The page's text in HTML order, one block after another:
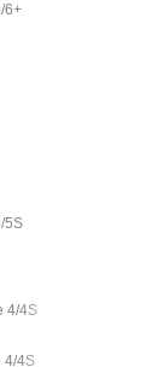
6+
5S
4/4S
4/4S